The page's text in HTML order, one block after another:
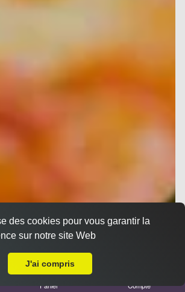
Panier Compte
des cookies pour vous garantir la
sur notre site Web
J'ai compris